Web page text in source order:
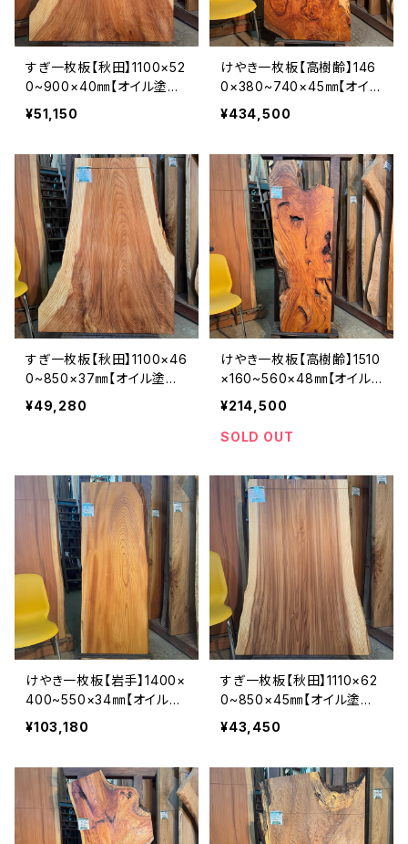
すぎ一枚板【秋田】1100×52
0~900×40㎜【オイル塗装
仕上げ済み】
¥51,150
けやき一枚板【高樹齢】146
0×380~740×45㎜【オイル
塗装 仕上げ済み】
¥434,500
すぎ一枚板【秋田】1100×46
0~850×37㎜【オイル塗装
仕上げ済み】
¥49,280
けやき一枚板【高樹齢】1510
×160~560×48㎜【オイル
塗装 仕上げ済み】
¥214,500
SOLD OUT
けやき一枚板【岩手】1400×
400~550×34㎜【オイル塗
装 仕上げ済み】
¥103,180
すぎ一枚板【秋田】1110×62
0~850×45㎜【オイル塗装
仕上げ済み】
¥43,450